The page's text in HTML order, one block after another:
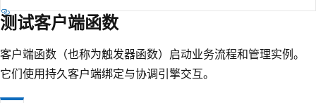
测试客户端函数
客户端函数（也称为触发器函数）启动业务流程和管理实例。
它们使用持久客户端绑定与协调引擎交互。